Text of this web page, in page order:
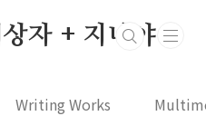
자 + 지니야
Writing Works